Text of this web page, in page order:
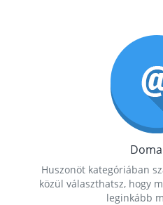
Huszonöt kategóriában
közül választhatsz, hogy
leginkább